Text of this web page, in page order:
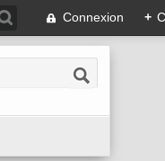
Connexion +